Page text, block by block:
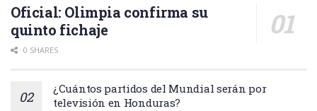
Oficial: Olimpia confirma su
quinto fichaje
0 SHARES
¿Cuántos partidos del Mundial serán por
televisión en Honduras?